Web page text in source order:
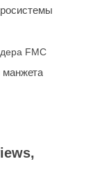
FMC
манжета